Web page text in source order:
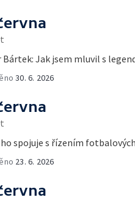
Bártek: Jak jsem mluvil s
30. 6. 2026
spojuje s řízením
23. 6. 2026